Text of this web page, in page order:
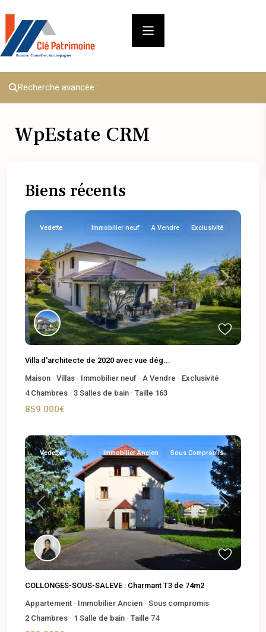
Recherche avancée :
WpEstate CRM
Biens récents
Previous Next
Vedette Immobilier neuf A Vendre Exclusivité
Villa d'architecte de 2020 avec vue dég...
Maison · Villas · Immobilier neuf · A Vendre · Exclusivité
4Chambres · 3 Salles de bain · Taille 163
859.000€
Previous Next
Vedette Immobilier Ancien Sous Compromis
COLLONGES-SOUS-SALEVE : Charmant T3 de 74m2
Appartement · Immobilier Ancien · Sous compromis
2 Chambres · 1 Salle de bain · Taille 74